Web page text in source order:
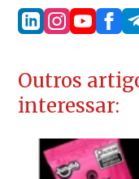
Outros
interessar: